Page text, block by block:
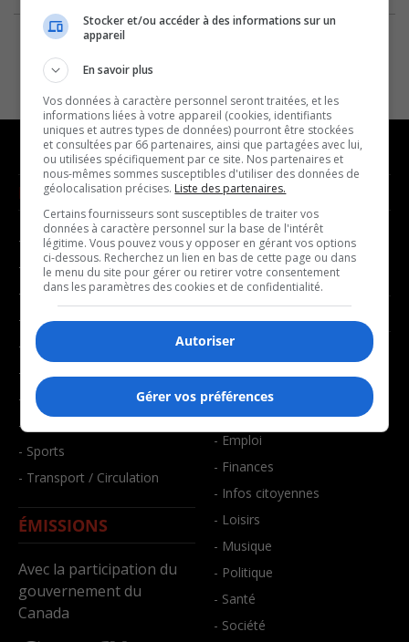
NOUVELLES
- Affaires municipales
- Communauté / Social
- Culture
- Économie
- Éducation
- Environnement
- Faits divers
- Santé et bien-être
- Sports
- Transport / Circulation
ÉMISSIONS
Avec la participation du
gouvernement du
Canada
MUSIQUE
- Décompte franco
- Joué récemment
BALADOS
- Affaires
- Art de vivre
- Bien-être
- Emploi
- Finances
- Infos citoyennes
- Loisirs
- Musique
- Politique
- Santé
- Société
Stocker et/ou accéder à des informations sur un
appareil
En savoir plus
Vos données à caractère personnel seront traitées, et les
informations liées à votre appareil (cookies, identifiants
uniques et autres types de données) pourront être stockées
et consultées par 66 partenaires, ainsi que partagées avec lui,
ou utilisées spécifiquement par ce site. Nos partenaires et
nous-mêmes sommes susceptibles d'utiliser des données de
géolocalisation précises. Liste des partenaires.
Certains fournisseurs sont susceptibles de traiter vos
données à caractère personnel sur la base de l'intérêt
légitime. Vous pouvez vous y opposer en gérant vos options
ci-dessous. Recherchez un lien en bas de cette page ou dans
le menu du site pour gérer ou retirer votre consentement
dans les paramètres des cookies et de confidentialité.
Autoriser
Gérer vos préférences